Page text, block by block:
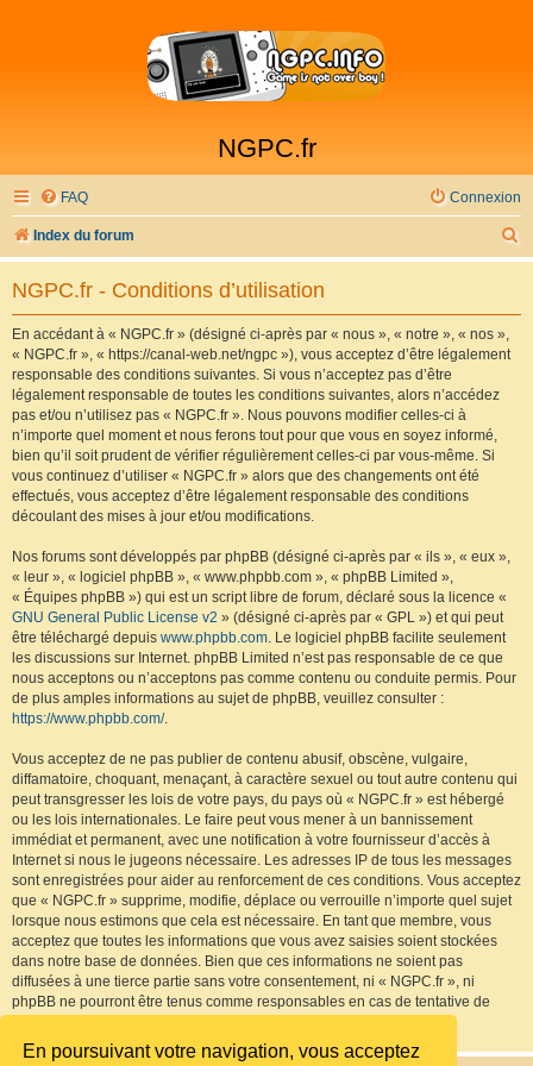
En poursuivant votre navigation, vous acceptez
NGPC.fr
FAQ Connexion
Index du forum
e
NGPC.fr - Conditions d’utilisation
En accédant à « NGPC.fr » (désigné ci-après par « nous », « notre », « nos »,
« NGPC.fr », « https://canal-web.net/ngpc »), vous acceptez d’être légalement
responsable des conditions suivantes. Si vous n’acceptez pas d’être
légalement responsable de toutes les conditions suivantes, alors n’accédez
pas et/ou n’utilisez pas « NGPC.fr ». Nous pouvons modifier celles-ci à
n’importe quel moment et nous ferons tout pour que vous en soyez informé,
bien qu’il soit prudent de vérifier régulièrement celles-ci par vous-même. Si
vous continuez d’utiliser « NGPC.fr » alors que des changements ont été
effectués, vous acceptez d’être légalement responsable des conditions
découlant des mises à jour et/ou modifications.
Nos forums sont développés par phpBB (désigné ci-après par « ils », « eux »,
« leur », « logiciel phpBB », « www.phpbb.com », « phpBB Limited »,
« Équipes phpBB ») qui est un script libre de forum, déclaré sous la licence «
GNU General Public License v2 » (désigné ci-après par « GPL ») et qui peut
être téléchargé depuis www.phpbb.com. Le logiciel phpBB facilite seulement
les discussions sur Internet. phpBB Limited n’est pas responsable de ce que
nous acceptons ou n’acceptons pas comme contenu ou conduite permis. Pour
de plus amples informations au sujet de phpBB, veuillez consulter :
https://www.phpbb.com/.
Vous acceptez de ne pas publier de contenu abusif, obscène, vulgaire,
diffamatoire, choquant, menaçant, à caractère sexuel ou tout autre contenu qui
peut transgresser les lois de votre pays, du pays où « NGPC.fr » est hébergé
ou les lois internationales. Le faire peut vous mener à un bannissement
immédiat et permanent, avec une notification à votre fournisseur d’accès à
Internet si nous le jugeons nécessaire. Les adresses IP de tous les messages
sont enregistrées pour aider au renforcement de ces conditions. Vous acceptez
que « NGPC.fr » supprime, modifie, déplace ou verrouille n’importe quel sujet
lorsque nous estimons que cela est nécessaire. En tant que membre, vous
acceptez que toutes les informations que vous avez saisies soient stockées
dans notre base de données. Bien que ces informations ne soient pas
diffusées à une tierce partie sans votre consentement, ni « NGPC.fr », ni
phpBB ne pourront être tenus comme responsables en cas de tentative de